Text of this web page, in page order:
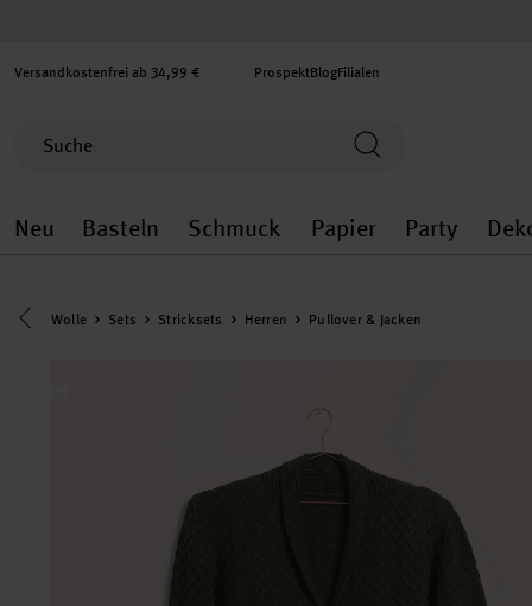
Versandkostenfrei ab 34,99 € ProspektBlogFilialen
Neu
Neu general.openMenu
Basteln
Basteln general.openMenu
Schmuck
Schmuck
Papier
Papier
Party
Eine Kategorie zurück navigieren
Wolle Sets Stricksets Herren Pullover & Jacken